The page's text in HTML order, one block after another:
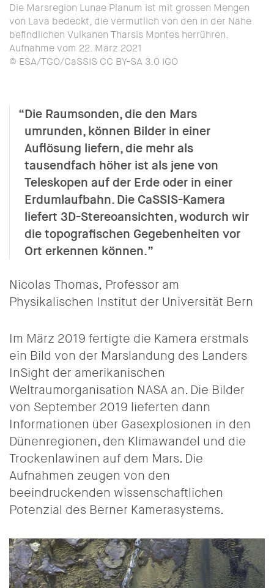
Die Marsregion Lunae Planum ist mit grossen Mengen
von Lava bedeckt, die vermutlich von den in der Nähe
befindlichen Vulkanen Tharsis Montes herrühren.
Aufnahme vom 22. März 2021
© ESA/TGO/CaSSIS CC BY-SA 3.0 IGO
Die Raumsonden, die den Mars
umrunden, können Bilder in einer
Auflösung liefern, die mehr als
tausendfach höher ist als jene von
Teleskopen auf der Erde oder in einer
Erdumlaufbahn. Die CaSSIS-Kamera
liefert 3D-Stereoansichten, wodurch wir
die topografischen Gegebenheiten vor
Ort erkennen können.
Nicolas Thomas, Professor am
Physikalischen Institut der Universität Bern
Im März 2019 fertigte die Kamera erstmals
ein Bild von der Marslandung des Landers
InSight der amerikanischen
Weltraumorganisation NASA an. Die Bilder
von September 2019 lieferten dann
Informationen über Gasexplosionen in den
Dünenregionen, den Klimawandel und die
Trockenlawinen auf dem Mars. Die
Aufnahmen zeugen von den
beeindruckenden wissenschaftlichen
Potenzial des Berner Kamerasystems.